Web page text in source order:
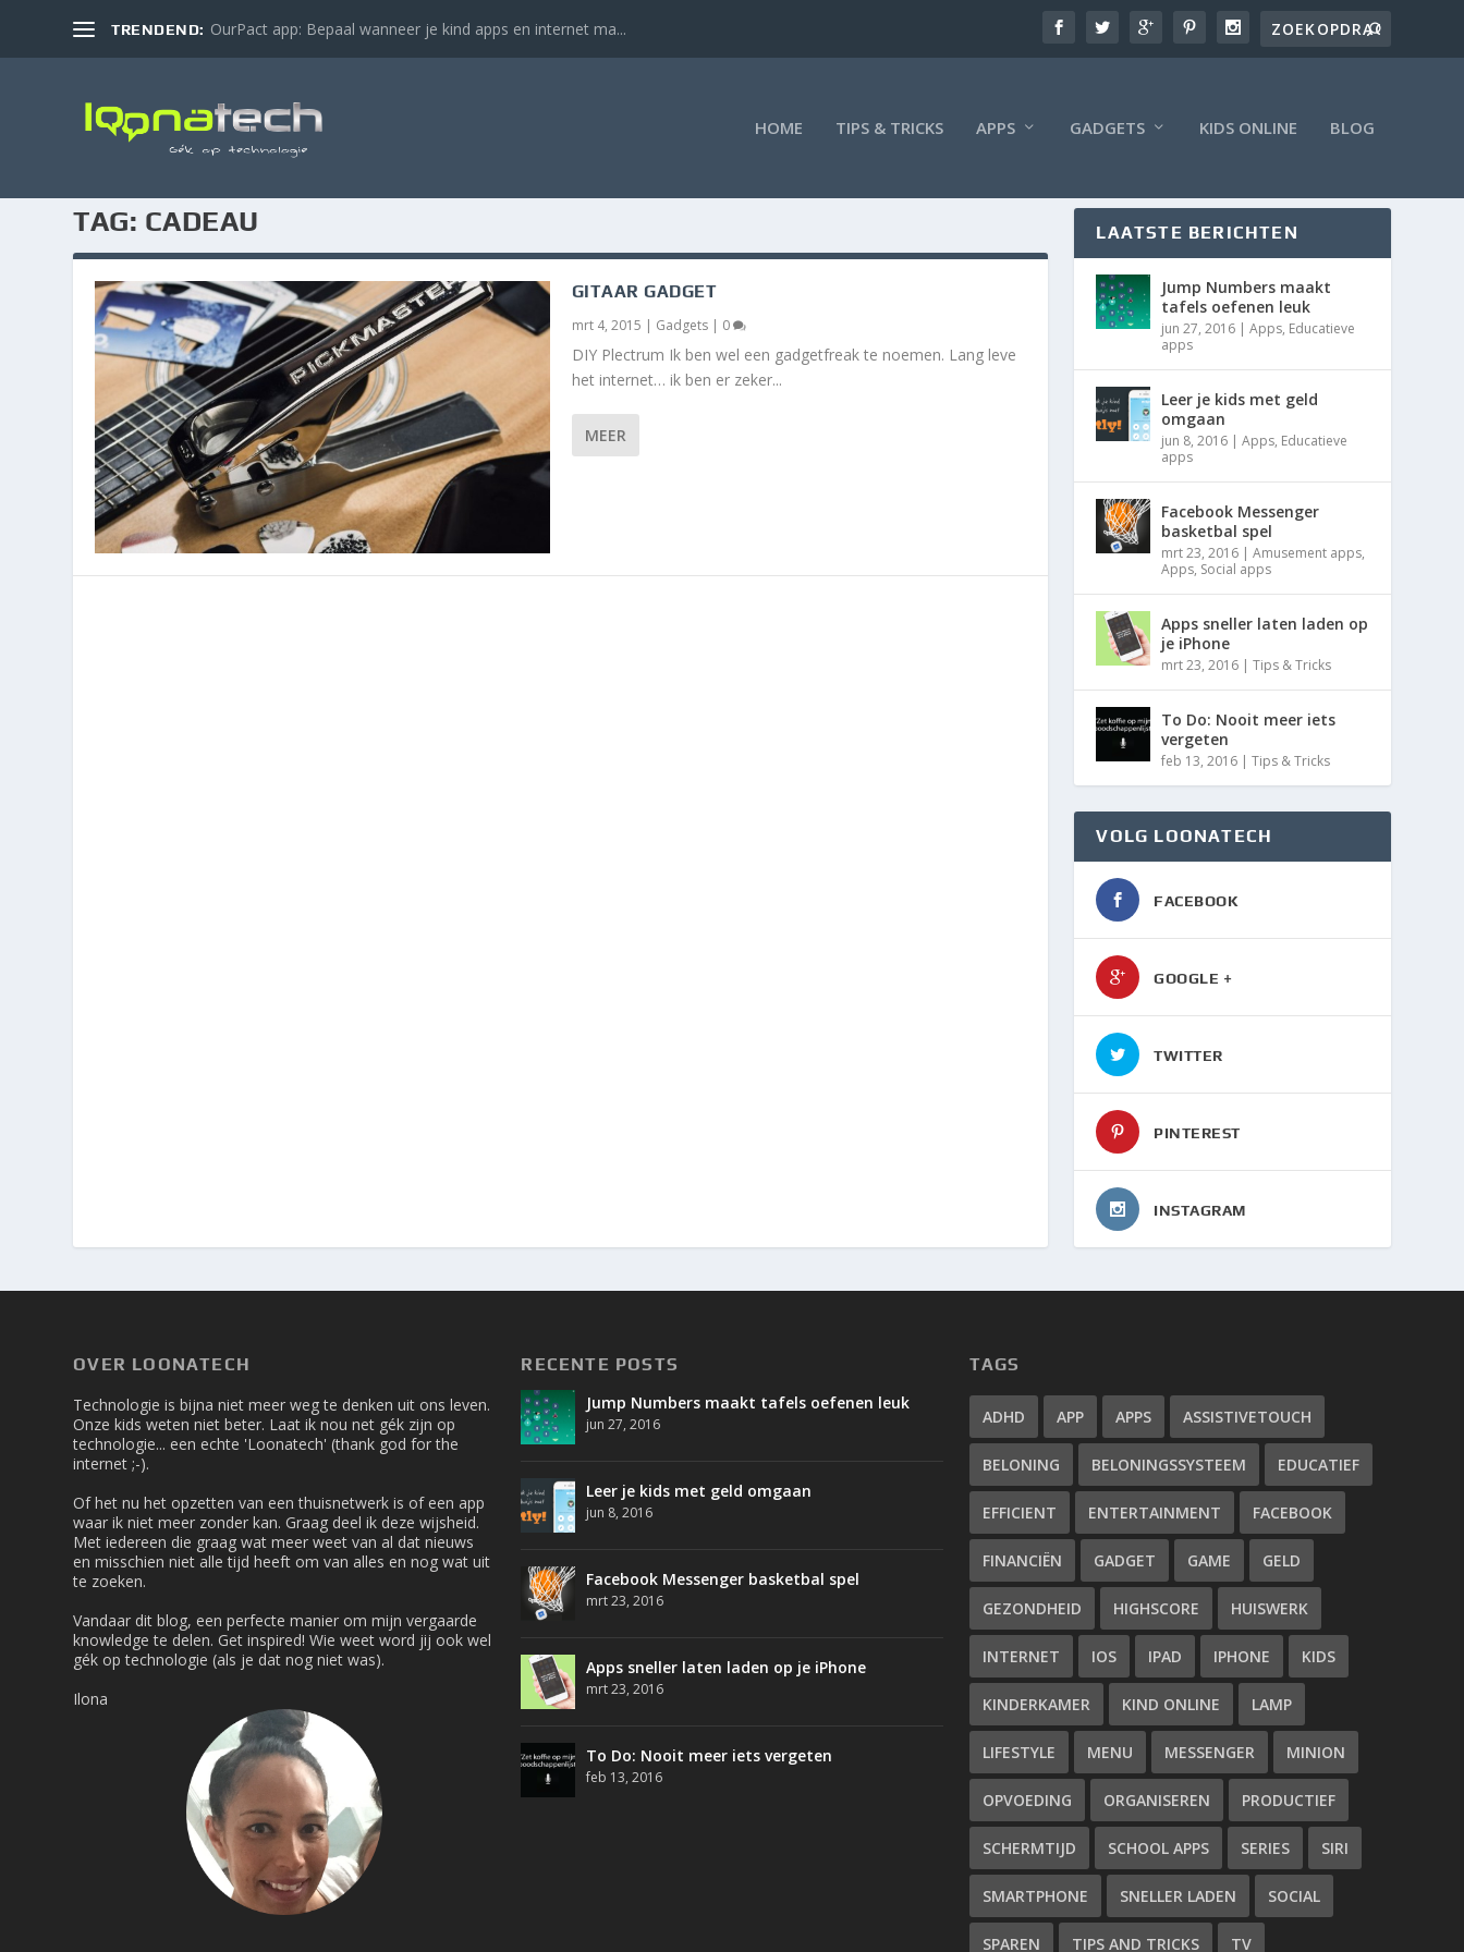
TRENDEND: OurPact app: Bepaal wanneer je kind apps en internet ma...
HOME TIPS & TRICKS APPS GADGETS KIDS ONLINE BLOG
TAG: CADEAU
GITAAR GADGET
mrt 4, 2015 | Gadgets| 0
DIY Plectrum Ik ben wel een gadgetfreak te noemen. Lang leve
het internet… ik ben er zeker...
MEER
LAATSTE BERICHTEN
Jump Numbers maakt
tafels oefenen leuk
jun 27, 2016 |Apps, Educatieve
apps
Leer je kids met geld
omgaan
jun 8, 2016 |Apps, Educatieve
apps
Facebook Messenger
basketbal spel
mrt 23, 2016 |Amusement apps,
Apps, Social apps
Apps sneller laten laden op
je iPhone
mrt 23, 2016 |Tips & Tricks
To Do: Nooit meer iets
vergeten
feb 13, 2016 |Tips & Tricks
VOLG LOONATECH
FACEBOOK
GOOGLE +
TWITTER
PINTEREST
INSTAGRAM
OVER LOONATECH
Technologie is bijna niet meer weg te denken uit ons leven.
Onze kids weten niet beter. Laat ik nou net gék zijn op
technologie... een echte 'Loonatech' (thank god for the
internet ;-).
Of het nu het opzetten van een thuisnetwerk is of een app
waar ik niet meer zonder kan. Graag deel ik deze wijsheid.
Met iedereen die graag wat meer weet van al dat nieuws
en misschien niet alle tijd heeft om van alles en nog wat uit
te zoeken.
Vandaar dit blog, een perfecte manier om mijn vergaarde
knowledge te delen. Get inspired! Wie weet word jij ook wel
gék op technologie (als je dat nog niet was).
Ilona
RECENTE POSTS
Jump Numbers maakt tafels oefenen leuk
jun 27, 2016
Leer je kids met geld omgaan
jun 8, 2016
Facebook Messenger basketbal spel
mrt 23, 2016
Apps sneller laten laden op je iPhone
mrt 23, 2016
To Do: Nooit meer iets vergeten
feb 13, 2016
TAGS
ADHD APP APPS ASSISTIVETOUCH
BELONING BELONINGSSYSTEEM EDUCATIEF
EFFICIENT ENTERTAINMENT FACEBOOK
FINANCIËN GADGET GAME GELD
GEZONDHEID HIGHSCORE HUISWERK
INTERNET IOS IPAD IPHONE KIDS
KINDERKAMER KIND ONLINE LAMP
LIFESTYLE MENU MESSENGER MINION
OPVOEDING ORGANISEREN PRODUCTIEF
SCHERMTIJD SCHOOL APPS SERIES SIRI
SMARTPHONE SNELLER LADEN SOCIAL
SPAREN TIPS AND TRICKS TV